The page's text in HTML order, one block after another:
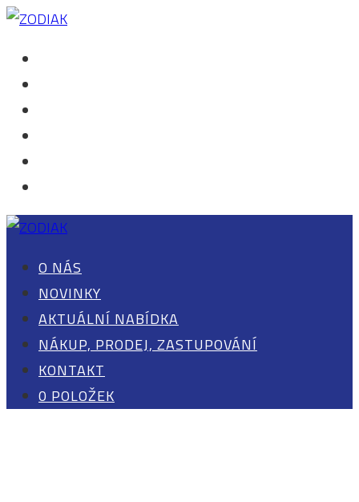
O NÁS
NOVINKY
AKTUÁLNÍ NABÍDKA
NÁKUP, PRODEJ, ZASTUPOVÁNÍ
KONTAKT
0 POLOŽEK